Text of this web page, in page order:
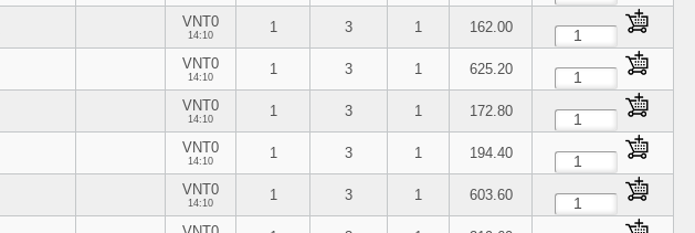
VNT0
14:10 1 3 1 162.00
VNT0
14:10 1 3 1 625.20
VNT0
14:10 1 3 1 172.80
VNT0
14:10 1 3 1 194.40
VNT0
14:10 1 3 1 603.60